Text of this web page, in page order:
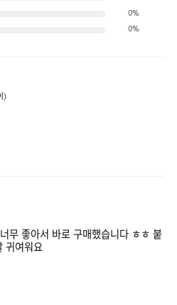
0%
0%
)
무 좋아서 바로 구매했습니다 ㅎㅎ 붙
귀여워요